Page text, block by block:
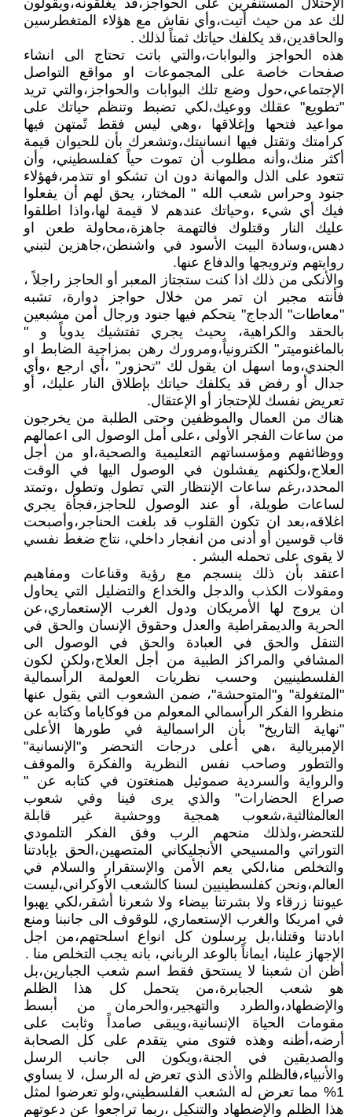
الإحتلال المستنفرين على الحواجز،قد يغلقونه،ويقولون
لك عد من حيث أتيت،وأي نقاش مع هؤلاء المتغطرسين
والحاقدين،قد يكلفك حياتك ثمناً لذلك .
هذه الحواجز والبوابات،والتي باتت تحتاج الى انشاء
صفحات خاصة على المجموعات او مواقع التواصل
الإجتماعي،حول وضع تلك البوابات والحواجز،والتي تريد
"تطويع" عقلك ووعيك،لكي تضبط وتنظم حياتك على
مواعيد فتحها وإغلاقها ،وهي ليس فقط تًمتهن فيها
كرامتك وتقتل فيها انسانيتك،وتشعرك بأن للحيوان قيمة
أكثر منك،وأنه مطلوب أن تموت حياً كفلسطيني، وأن
تتعود على الذل والمهانة دون ان تشكو او تتذمر،فهؤلاء
جنود وحراس شعب الله " المختار، يحق لهم أن يفعلوا
فيك أي شيء ،وحياتك عندهم لا قيمة لها،واذا اطلقوا
عليك النار وقتلوك فالتهمة جاهزة،محاولة طعن او
دهس،وسادة البيت الأسود في واشنطن،جاهزين لتبني
روايتهم وترويجها والدفاع عنها.
والأنكى من ذلك اذا كنت ستجتاز المعبر أو الحاجز راجلاً ،
فأنته مجبر ان تمر من خلال حواجز دوارة، تشبه
"معاطات" الدجاج" يتحكم فيها جنود ورجال أمن مشبعين
بالحقد والكراهية، بحيث يجري تفتشيك يدوياً و "
بالماغنوميتر" الكترونياً،ومرورك رهن بمزاجية الضابط او
الجندي،وما اسهل ان يقول لك "تحزور" ،أي ارجع ،وأي
جدال أو رفض قد يكلفك حياتك بإطلاق النار عليك، أو
تعريض نفسك للإحتجاز أو الإعتقال.
هناك من العمال والموظفين وحتى الطلبة من يخرجون
من ساعات الفجر الأولى ،على أمل الوصول الى اعمالهم
ووظائفهم ومؤسساتهم التعليمية والصحية،او من أجل
العلاج،ولكنهم يفشلون في الوصول اليها في الوقت
المحدد،رغم ساعات الإنتظار التي تطول وتطول ،وتمتد
لساعات طويلة، أو عند الوصول للحاجز،فجأة يجري
اغلاقه،بعد ان تكون القلوب قد بلغت الحناجر،وأصبحت
قاب قوسين أو أدنى من انفجار داخلي، نتاج ضغط نفسي
لا يقوى على تحمله البشر .
اعتقد بأن ذلك ينسجم مع رؤية وقناعات ومفاهيم
ومقولات الكذب والدجل والخداع والتضليل التي يحاول
ان يروج لها الأمريكان ودول الغرب الإستعماري،عن
الحرية والديمقراطية والعدل وحقوق الإنسان والحق في
التنقل والحق في العبادة والحق في الوصول الى
المشافي والمراكز الطبية من أجل العلاج،ولكن لكون
الفلسطينيين وحسب نظريات العولمة الرأسمالية
"المتغولة" و"المتوحشة"، ضمن الشعوب التي يقول عنها
منظروا الفكر الرأسمالي المعولم من فوكاياما وكتابه عن
"نهاية التاريخ" بأن الراسمالية في طورها الأعلى
الإمبريالية ،هي أعلى درجات التحضر و"الإنسانية"
والتطور وصاحب نفس النظرية والفكرة والموقف
والرواية والسردية صموئيل همنغتون في كتابه عن "
صراع الحضارات" والذي يرى فينا وفي شعوب
العالمثالثية،شعوب همجية ووحشية غير قابلة
للتحضر،ولذلك منحهم الرب وفق الفكر التلمودي
التوراتي والمسيحي الأنجليكاني المتصهين،الحق بإبادتنا
والتخلص منا،لكي يعم الأمن والإستقرار والسلام في
العالم،ونحن كفلسطينيين لسنا كالشعب الأوكراني،ليست
عيوننا زرقاء ولا بشرتنا بيضاء ولا شعرنا أشقر،لكي يهبوا
في امريكا والغرب الإستعماري، للوقوف الى جانبنا ومنع
ابادتنا وقتلنا،بل يرسلون كل انواع اسلحتهم،من اجل
الإجهاز علينا، ايماناً بالوعد الرباني، بانه يجب التخلص منا .
أظن ان شعبنا لا يستحق فقط اسم شعب الجبارين،بل
هو شعب الجبابرة،من يتحمل كل هذا الظلم
والإضطهاد،والطرد والتهجير،والحرمان من أبسط
مقومات الحياة الإنسانية،ويبقى صامداً وثابت على
أرضه،أظنه وهذه فتوى مني يتقدم على كل الصحابة
والصديقين في الجنة،ويكون الى جانب الرسل
والأنبياء،فالظلم والأذى الذي تعرض له الرسل، لا يساوي
1% مما تعرض له الشعب الفلسطيني،ولو تعرضوا لمثل
هذا الظلم والإضطهاد والتنكيل ،ربما تراجعوا عن دعوتهم